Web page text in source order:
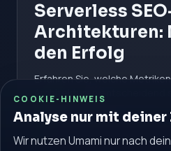
Serverless
Architekturen:
den Erfolg
Erfahren Sie, welche
Architekturen entscheidend
implementieren.
#Serverless SEO #Metriken
COOKIE-HINWEIS
Analyse nur mit
Wir nutzen Umami nur nach